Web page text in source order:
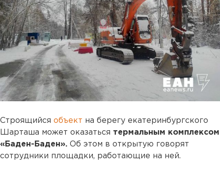
Строящийся объект на берегу екатеринбургского
Шарташа может оказаться термальным комплексом
«Баден-Баден». Об этом в открытую говорят
сотрудники площадки, работающие на ней.